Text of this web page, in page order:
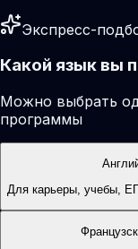
Экспресс-
Какой язык вы
Можно выбрать
программы
Для карьеры, учебы,